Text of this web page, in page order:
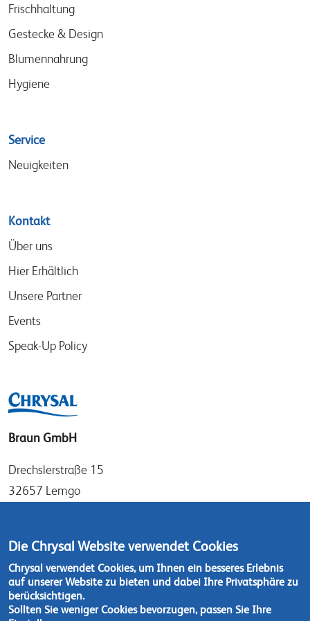
Frischhaltung
Gestecke & Design
Blumennahrung
Hygiene
Service
Neuigkeiten
Kontakt
Über uns
Hier Erhältlich
Unsere Partner
Events
Speak-Up Policy
Braun GmbH
Drechslerstraße 15
32657 Lemgo
Tel: +49 (0)52 61 97 56 0
Fax: +49 (0)52 61 97 56 36
Kontaktieren Sie uns
Die Chrysal Website verwendet Cookies
Chrysal verwendet Cookies, um Ihnen ein besseres Erlebnis
auf unserer Website zu bieten und dabei Ihre Privatsphäre zu
berücksichtigen.
Sollten Sie weniger Cookies bevorzugen, passen Sie Ihre